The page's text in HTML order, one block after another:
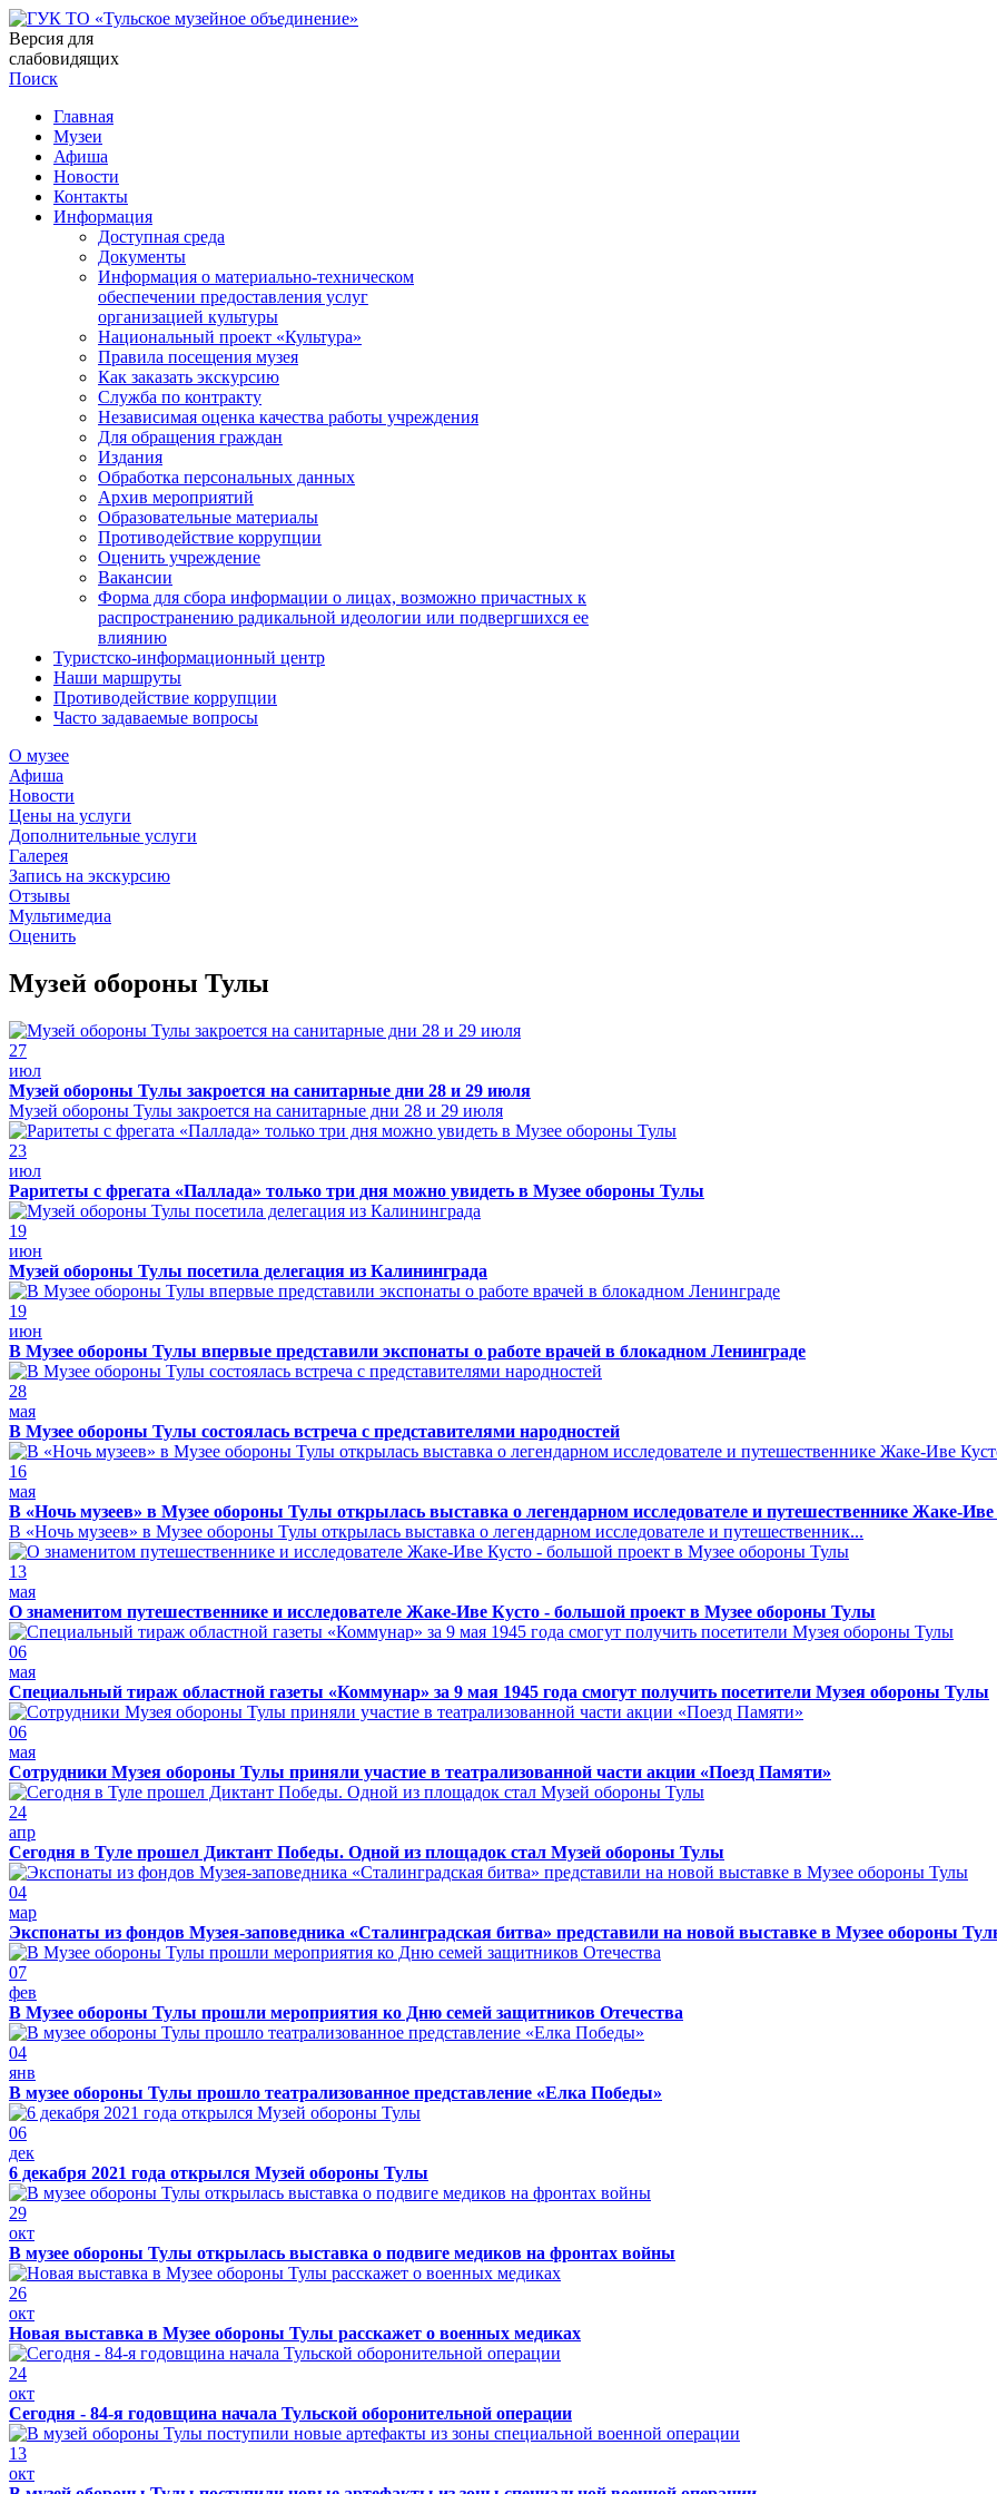
Версия для
слабовидящих
Поиск
Главная
Музеи
Афиша
Новости
Контакты
Информация
Доступная среда
Документы
Информация о материально-техническом
обеспечении предоставления услуг
организацией культуры
Национальный проект «Культура»
Правила посещения музея
Как заказать экскурсию
Служба по контракту
Независимая оценка качества работы учреждения
Для обращения граждан
Издания
Обработка персональных данных
Архив мероприятий
Образовательные материалы
Противодействие коррупции
Оценить учреждение
Вакансии
Форма для сбора информации о лицах, возможно причастных к
распространению радикальной идеологии или подвергшихся ее
влиянию
Туристско-информационный центр
Наши маршруты
Противодействие коррупции
Часто задаваемые вопросы
О музее
Афиша
Новости
Цены на услуги
Дополнительные услуги
Галерея
Запись на экскурсию
Отзывы
Мультимедиа
Оценить
Музей обороны Тулы
27
июл
Музей обороны Тулы закроется на санитарные дни 28 и 29 июля
Музей обороны Тулы закроется на санитарные дни 28 и 29 июля
23
июл
Раритеты с фрегата «Паллада» только три дня можно увидеть в Музее обороны Тулы
19
июн
Музей обороны Тулы посетила делегация из Калининграда
19
июн
В Музее обороны Тулы впервые представили экспонаты о работе врачей в блокадном Ленинграде
28
мая
В Музее обороны Тулы состоялась встреча с представителями народностей
16
мая
В «Ночь музеев» в Музее обороны Тулы открылась выставка о легендарном исследователе и путешественнике Жаке-
В «Ночь музеев» в Музее обороны Тулы открылась выставка о легендарном исследователе и путешественник...
13
мая
О знаменитом путешественнике и исследователе Жаке-Иве Кусто - большой проект в Музее обороны Тулы
06
мая
Специальный тираж областной газеты «Коммунар» за 9 мая 1945 года смогут получить посетители Музея обороны Тулы
06
мая
Сотрудники Музея обороны Тулы приняли участие в театрализованной части акции «Поезд Памяти»
24
апр
Сегодня в Туле прошел Диктант Победы. Одной из площадок стал Музей обороны Тулы
04
мар
Экспонаты из фондов Музея-заповедника «Сталинградская битва» представили на новой выставке в Музее обороны
07
фев
В Музее обороны Тулы прошли мероприятия ко Дню семей защитников Отечества
04
янв
В музее обороны Тулы прошло театрализованное представление «Елка Победы»
06
дек
6 декабря 2021 года открылся Музей обороны Тулы
29
окт
В музее обороны Тулы открылась выставка о подвиге медиков на фронтах войны
26
окт
Новая выставка в Музее обороны Тулы расскажет о военных медиках
24
окт
Сегодня - 84-я годовщина начала Тульской оборонительной операции
13
окт